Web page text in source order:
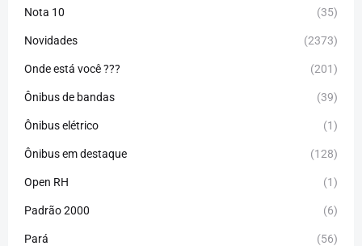
Nota 10 (35)
Novidades (2373)
Onde está você ??? (201)
Ônibus de bandas (39)
Ônibus elétrico (1)
Ônibus em destaque (128)
Open RH (1)
Padrão 2000 (6)
Pará (56)